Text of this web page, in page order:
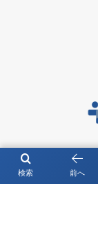
検索 前へ
〒104－